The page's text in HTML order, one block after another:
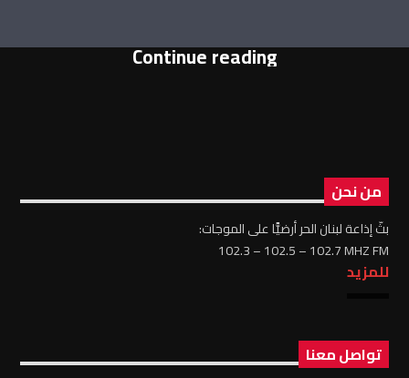
Continue reading
من نحن
بثّ إذاعة لبنان الحر أرضيًّا على الموجات:
102.3 – 102.5 – 102.7 MHZ FM
للمزيد
تواصل معنا